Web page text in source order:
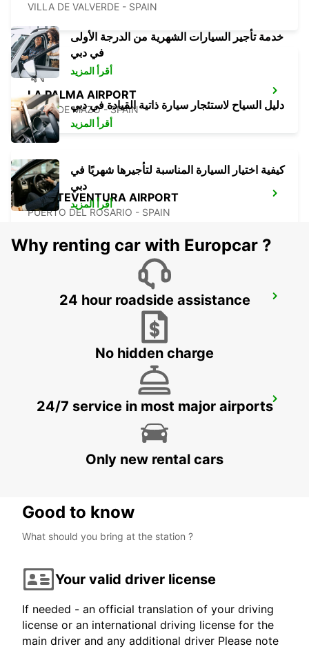
VILLA DE VALVERDE - SPAIN
LA PALMA AIRPORT
VILLA DE MAZO - SPAIN
FUERTEVENTURA AIRPORT
PUERTO DEL ROSARIO - SPAIN
LANZAROTE AIRPORT
SAN BARTOLOME - SPAIN
FUNCHAL *RY*
خدمة تأجير السيارات الشهرية من الدرجة الأولى
في دبي
أقرأ المزيد
دليل السياح لاستئجار سيارة ذاتية القيادة في دبي
أقرأ المزيد
كيفية اختيار السيارة المناسبة لتأجيرها شهريًا في
دبي
أقرأ المزيد
Why renting car with Europcar ?
24 hour roadside assistance
No hidden charge
24/7 service in most major airports
Only new rental cars
Good to know
What should you bring at the station ?
Your valid driver license
If needed - an official translation of your driving
license or an international driving license for the
main driver and any additional driver Please note